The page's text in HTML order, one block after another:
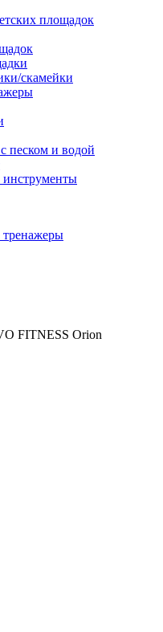
площадок
скамейки
песком и водой
FITNESS Orion